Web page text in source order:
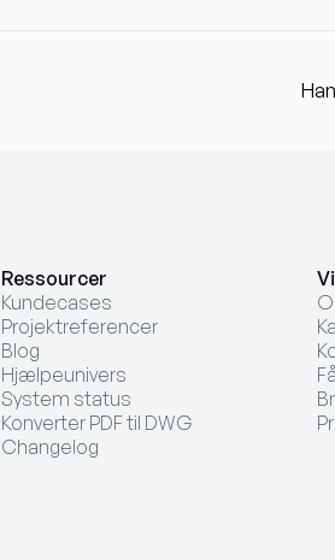
Ressourcer
Kundecases
Projektreferencer
Blog
Hjælpeunivers
System status
Konverter PDF til DWG
Changelog